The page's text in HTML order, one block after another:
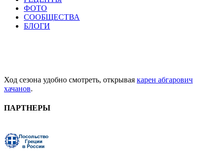
ФОТО
СООБЩЕСТВА
БЛОГИ
Ход сезона удобно смотреть, открывая карен абгарович
хачанов.
ПАРТНЕРЫ